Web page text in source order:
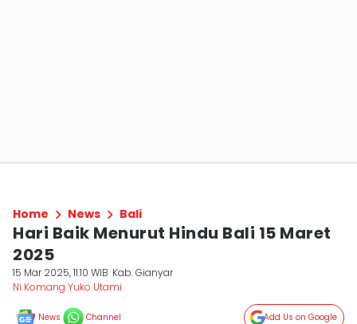
Home News Bali
Hari Baik Menurut Hindu Bali 15 Maret
2025
15 Mar 2025, 11:10 WIB Kab. Gianyar
Ni Komang Yuko Utami
News Channel Add Us on Google